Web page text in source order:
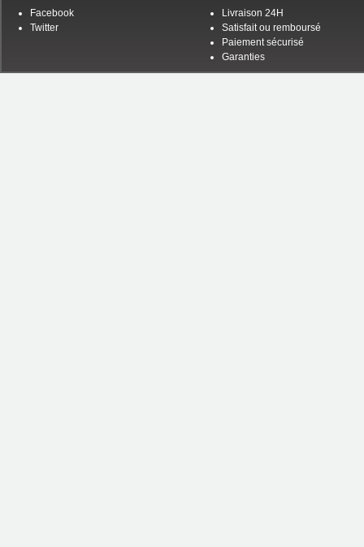
Facebook
Twitter
Livraison 24H
Satisfait ou remboursé
Paiement sécurisé
Garanties